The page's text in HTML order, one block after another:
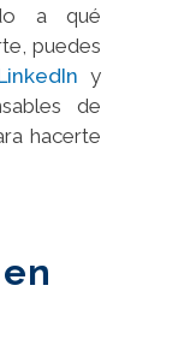
a qué
puedes
y
de
hacerte